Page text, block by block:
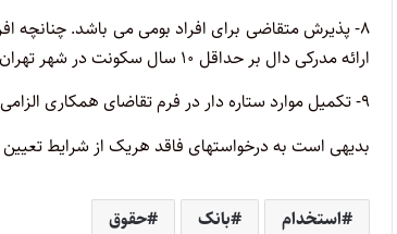
۸- پذیرش متقاضی برای افراد بومی می باشد. چنانچه
ارائه مدرکی دال بر حداقل ۱۰ سال سکونت در شهر تهران یا اخذ مدرک تحصیلی دیپلم در شهر تهران الزمی است.
۹- تکمیل موارد ستاره دار در فرم تقاضای همکاری الزامی بوده و تکمیل سایر موارد اختیاری می باشد.
بدیهی است به درخواستهای فاقد هریک از شرایط
استخدام بانک حقوق